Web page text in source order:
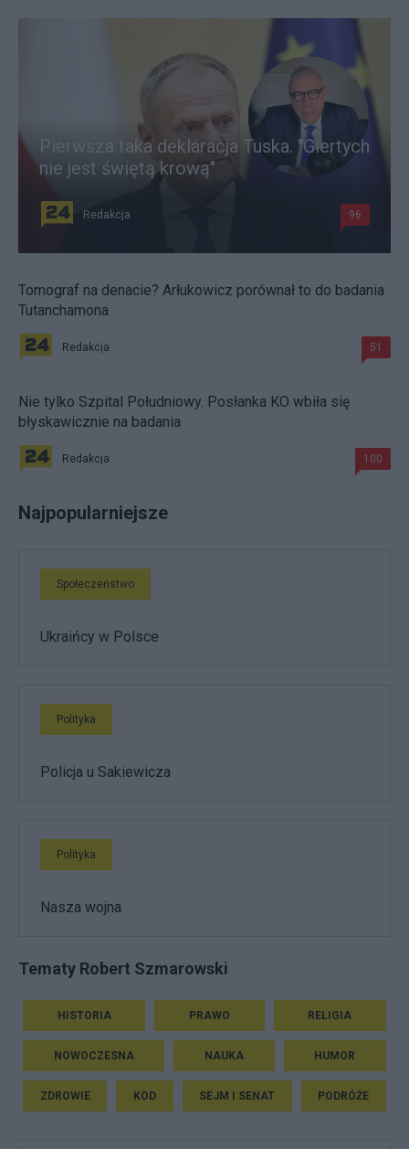
Pierwsza taka deklaracja Tuska. "Giertych
nie jest świętą krową"
Redakcja 96
Tomograf na denacie? Arłukowicz porównał to do badania
Tutanchamona
Redakcja 51
Nie tylko Szpital Południowy. Posłanka KO wbiła się
błyskawicznie na badania
Redakcja 100
Najpopularniejsze
Społeczeństwo
Ukraińcy w Polsce
Polityka
Policja u Sakiewicza
Polityka
Nasza wojna
Tematy Robert Szmarowski
HISTORIA PRAWO RELIGIA
NOWOCZESNA NAUKA HUMOR
ZDROWIE KOD SEJM I SENAT PODRÓŻE